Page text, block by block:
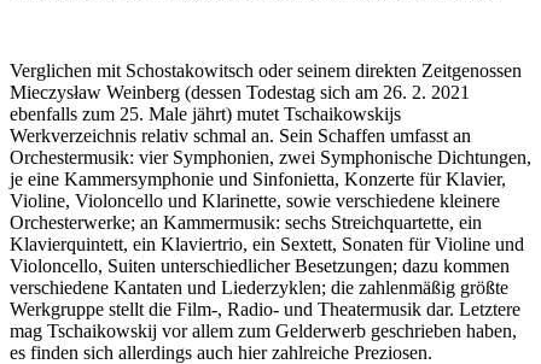
Verglichen mit Schostakowitsch oder seinem direkten Zeitgenossen
Mieczysław Weinberg (dessen Todestag sich am 26. 2. 2021
ebenfalls zum 25. Male jährt) mutet Tschaikowskijs
Werkverzeichnis relativ schmal an. Sein Schaffen umfasst an
Orchestermusik: vier Symphonien, zwei Symphonische Dichtungen,
je eine Kammersymphonie und Sinfonietta, Konzerte für Klavier,
Violine, Violoncello und Klarinette, sowie verschiedene kleinere
Orchesterwerke; an Kammermusik: sechs Streichquartette, ein
Klavierquintett, ein Klaviertrio, ein Sextett, Sonaten für Violine und
Violoncello, Suiten unterschiedlicher Besetzungen; dazu kommen
verschiedene Kantaten und Liederzyklen; die zahlenmäßig größte
Werkgruppe stellt die Film-, Radio- und Theatermusik dar. Letztere
mag Tschaikowskij vor allem zum Gelderwerb geschrieben haben,
es finden sich allerdings auch hier zahlreiche Preziosen.